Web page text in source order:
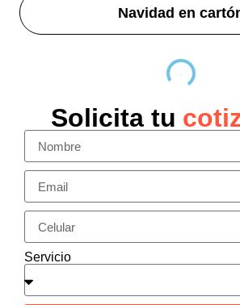
Navidad en
Solicita tu
Servicio